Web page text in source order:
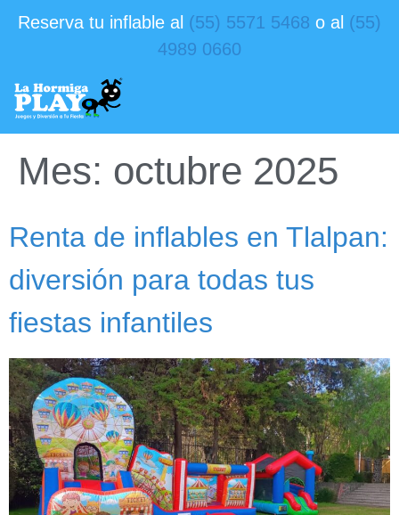
Reserva tu inflable al (55) 5571 5468 o al (55)
4989 0660
Mes: octubre 2025
Renta de inflables en Tlalpan:
diversión para todas tus
fiestas infantiles